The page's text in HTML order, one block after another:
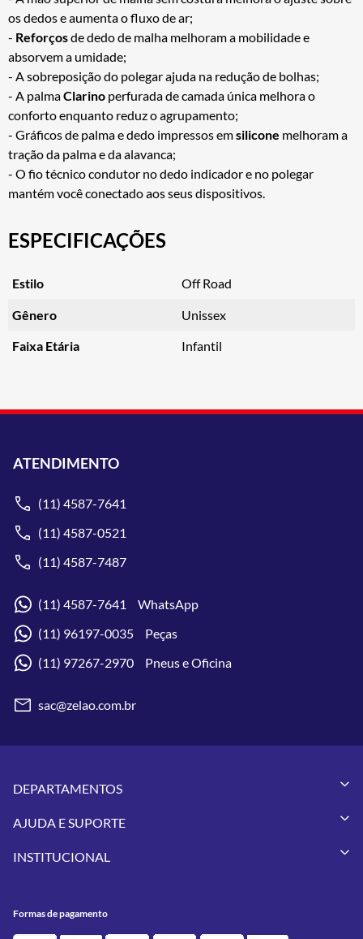
os dedos e aumenta o fluxo de ar;
- Reforçosde dedo de malha melhoram a mobilidade e
absorvem a umidade;
- A sobreposição do polegar ajuda na redução de bolhas;
- A palmaClarino perfurada de camada única melhora o
conforto enquanto reduz o agrupamento;
- Gráficos de palma e dedo impressos emsilicone melhoram a
tração da palma e da alavanca;
- O fio técnico condutor no dedo indicador e no polegar
mantém você conectado aos seus dispositivos.
ESPECIFICAÇÕES
Estilo Off Road
Gênero Unissex
Faixa Etária Infantil
ATENDIMENTO
(11) 4587-7641
(11) 4587-0521
(11) 4587-7487
(11) 4587-7641 WhatsApp
(11) 96197-0035 Peças
(11) 97267-2970 Pneus e Oficina
sac@zelao.com.br
DEPARTAMENTOS
Vestuários
Pneus
Utilidades
AJUDA E SUPORTE
Meus Pedidos
INSTITUCIONAL
Contato
Formas de pagamento